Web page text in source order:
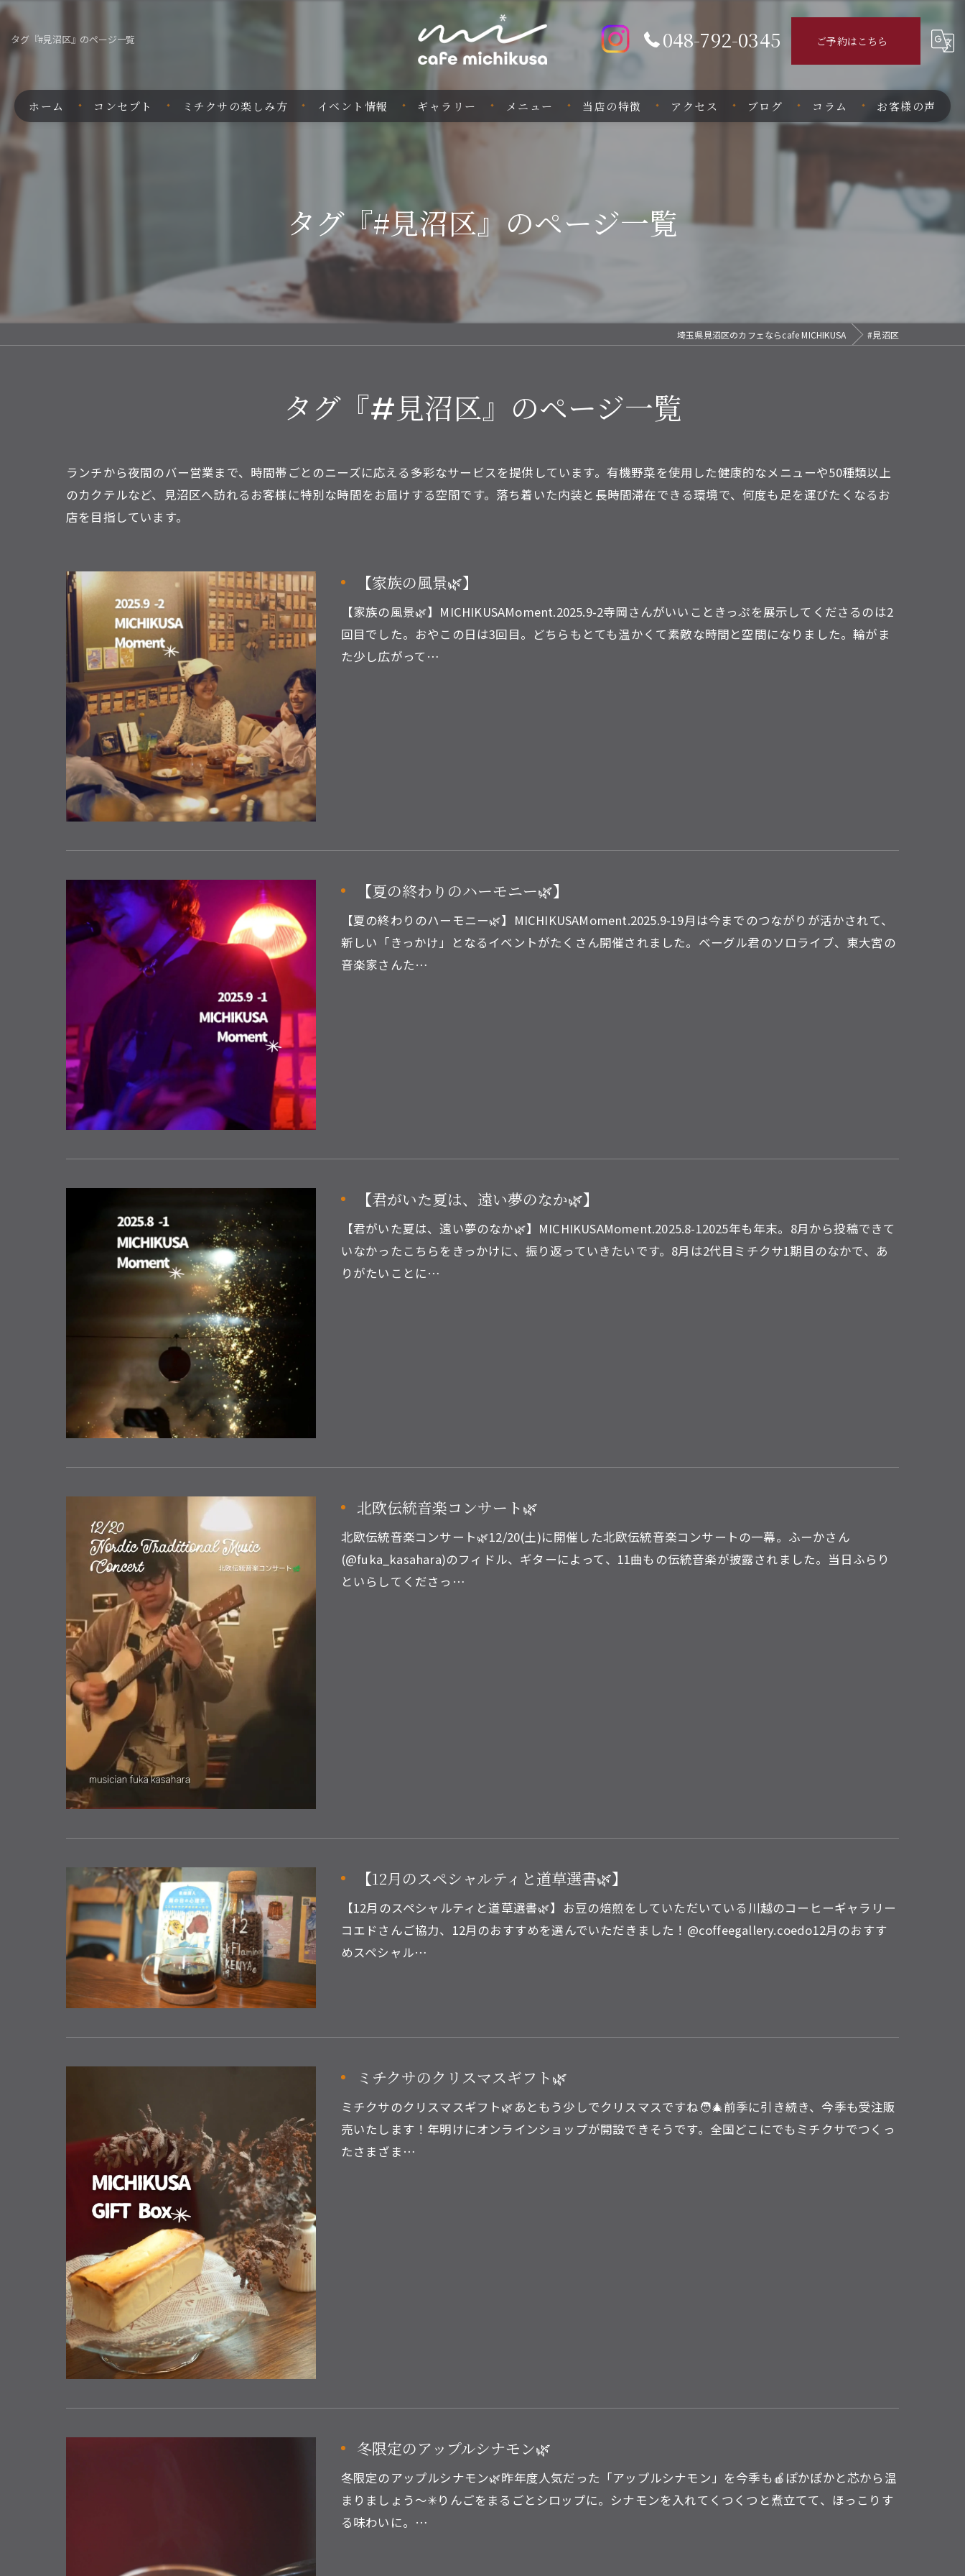
タグ『#見沼区』のページ一覧 048-792-0345 ご予約はこちら
ホーム コンセプト ミチクサの楽しみ方 イベント情報 ギャラリー メニュー 当店の特徴
イベント
珈琲
アクセス ブログ コラム お客様の声
タグ『#見沼区』のページ一覧
埼玉県見沼区のカフェならcafe MICHIKUSA #見沼区
タグ『#見沼区』のページ一覧
ランチから夜間のバー営業まで、時間帯ごとのニーズに応える多彩なサービスを提供しています。有機野菜を使用した健康的なメニューや50種類以上
のカクテルなど、見沼区へ訪れるお客様に特別な時間をお届けする空間です。落ち着いた内装と長時間滞在できる環境で、何度も足を運びたくなるお
店を目指しています。
【家族の風景🌿】
【家族の風景🌿】MICHIKUSAMoment.2025.9-2寺岡さんがいいこときっぷを展示してくださるのは2
回目でした。おやこの日は3回目。どちらもとても温かくて素敵な時間と空間になりました。輪がま
た少し広がって…
【夏の終わりのハーモニー🌿】
【夏の終わりのハーモニー🌿】MICHIKUSAMoment.2025.9-19月は今までのつながりが活かされて、
新しい「きっかけ」となるイベントがたくさん開催されました。ベーグル君のソロライブ、東大宮の
音楽家さんた…
【君がいた夏は、遠い夢のなか🌿】
【君がいた夏は、遠い夢のなか🌿】MICHIKUSAMoment.2025.8-12025年も年末。8月から投稿できて
いなかったこちらをきっかけに、振り返っていきたいです。8月は2代目ミチクサ1期目のなかで、あ
りがたいことに…
北欧伝統音楽コンサート🌿
北欧伝統音楽コンサート🌿12/20(土)に開催した北欧伝統音楽コンサートの一幕。ふーかさん
(@fuka_kasahara)のフィドル、ギターによって、11曲もの伝統音楽が披露されました。当日ふらり
といらしてくださっ…
【12月のスペシャルティと道草選書🌿】
【12月のスペシャルティと道草選書🌿】お豆の焙煎をしていただいている川越のコーヒーギャラリー
コエドさんご協力、12月のおすすめを選んでいただきました！@coffeegallery.coedo12月のおすす
めスペシャル…
ミチクサのクリスマスギフト🌿
ミチクサのクリスマスギフト🌿あともう少しでクリスマスですね🧑‍🎄前季に引き続き、今季も受注販
売いたします！年明けにオンラインショップが開設できそうです。全国どこにでもミチクサでつくっ
たさまざま…
冬限定のアップルシナモン🌿
冬限定のアップルシナモン🌿昨年度人気だった「アップルシナモン」を今季も🍎ぽかぽかと芯から温
まりましょう～✳りんごをまるごとシロップに。シナモンを入れてくつくつと煮立てて、ほっこりす
る味わいに。…